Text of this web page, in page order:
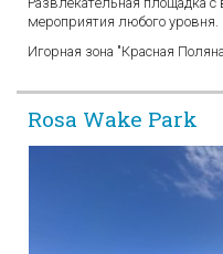
мероприятия любого уровня.
Игорная зона "Красная
Rosa Wake Park